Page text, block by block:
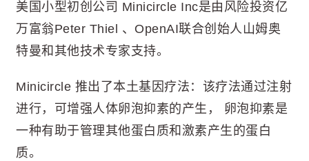
美国小型初创公司 Minicircle Inc是由风险投资亿
万富翁Peter Thiel 、OpenAI联合创始人山姆奥
特曼和其他技术专家支持。
Minicircle 推出了本土基因疗法：该疗法通过注射
进行，可增强人体卵泡抑素的产生， 卵泡抑素是
一种有助于管理其他蛋白质和激素产生的蛋白
质。